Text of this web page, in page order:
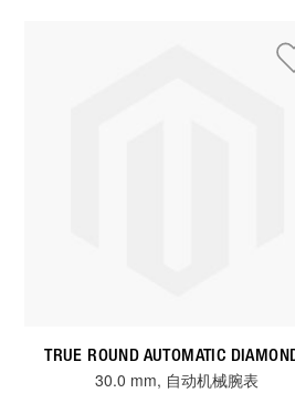
TRUE ROUND AUTOMATIC
30.0 mm, 自动机械腕表